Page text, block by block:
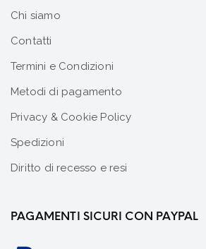
Chi siamo
Contatti
Termini e Condizioni
Metodi di pagamento
Privacy & Cookie Policy
Spedizioni
Diritto di recesso e resi
PAGAMENTI SICURI CON PAYPAL